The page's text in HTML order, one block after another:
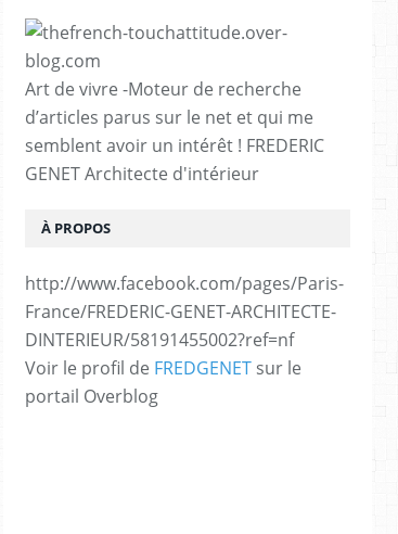
Art de vivre -Moteur de recherche
d’articles parus sur le net et qui me
semblent avoir un intérêt ! FREDERIC
GENET Architecte d'intérieur
À PROPOS
http://www.facebook.com/pages/Paris-
France/FREDERIC-GENET-ARCHITECTE-
DINTERIEUR/58191455002?ref=nf
Voir le profil de FREDGENET sur le
portail Overblog